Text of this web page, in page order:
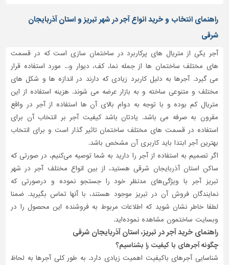
راهنمای انتخاب و خرید انواع آجر در شهر تبریز و استان آذربایجان
شرقی
آجر یکی از متریال های پرکاربرد در ساختمان سازی است که در قسمت
های مختلف ساختمان ها از جمله نما، کف، دیوار و... مورد استفاده قرار
می گیرد. آجرها به دلیل کاربرد زیادی که دارند در اندازه ها و شکل های
مختلف و متنوعی ساخته و به بازار عرضه می شوند. هزینه استفاده از این
متریال کم بوده و با توجه به دوام بالای آن ها استفاده از آجر در واقع
مقرون به صرفه می باشد. یادتان باشد کیفیت آجر بر انتخاب آن برای
استفاده در قسمت های مختلف ساختمان تاثیر گذار است و برای انتخاب
بهترین آجر ابتدا باید کاربری آن مشخص باشد.
اگر تصمیم به استفاده از آجر را دارید به شما توصیه می‌کنیم، در صورتی که
ساکن استان آذربایجان شرقی هستید، از بین انواع مختلف آجر در شهر
تبریز آجر با ویژگی‌های مدنظر خود را جستجو نموده و درصورتی‌ که
نمایندگان فروش آن در تبریز موجود هستند، با آنها تماس بگیرید. ضمنا
لطفا خاطر نشان شوید که اطلاعات مربوط به فروشنده این محصول را در
وبسایت ساختمون مشاهده نموده‌اید.
راهنمای خرید آجر در تبریز، استان آذربایجان شرقی
چگونه آجرهای با کیفیت را بشناسیم؟
شناسایی آجرهای باکیفیت اهمیت زیادی دارد. به طور کلی آجرها به لحاظ